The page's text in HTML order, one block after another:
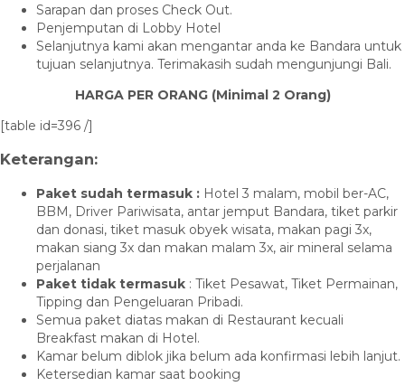
Sarapan dan proses Check Out.
Penjemputan di Lobby Hotel
Selanjutnya kami akan mengantar anda ke Bandara untuk
tujuan selanjutnya. Terimakasih sudah mengunjungi Bali.
HARGA PER ORANG (Minimal 2 Orang)
[table id=396 /]
Keterangan:
Paket sudah termasuk : Hotel 3 malam, mobil ber-AC,
BBM, Driver Pariwisata, antar jemput Bandara, tiket parkir
dan donasi, tiket masuk obyek wisata, makan pagi 3x,
makan siang 3x dan makan malam 3x, air mineral selama
perjalanan
Paket tidak termasuk : Tiket Pesawat, Tiket Permainan,
Tipping dan Pengeluaran Pribadi.
Semua paket diatas makan di Restaurant kecuali
Breakfast makan di Hotel.
Kamar belum diblok jika belum ada konfirmasi lebih lanjut.
Ketersedian kamar saat booking